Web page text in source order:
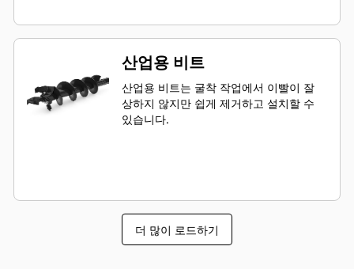
산업용 비트
산업용 비트는 굴착 작업에서 이빨이 잘
상하지 않지만 쉽게 제거하고 설치할 수
있습니다.
더 많이 로드하기